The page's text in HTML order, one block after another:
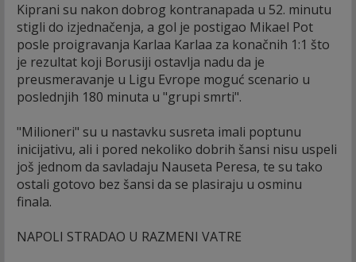
Kiprani su nakon dobrog kontranapada u 52. minutu
stigli do izjednačenja, a gol je postigao Mikael Pot
posle proigravanja Karlaa Karlaa za konačnih 1:1 što
je rezultat koji Borusiji ostavlja nadu da je
preusmeravanje u Ligu Evrope moguć scenario u
poslednjih 180 minuta u "grupi smrti".
"Milioneri" su u nastavku susreta imali poptunu
inicijativu, ali i pored nekoliko dobrih šansi nisu uspeli
još jednom da savladaju Nauseta Peresa, te su tako
ostali gotovo bez šansi da se plasiraju u osminu
finala.
NAPOLI STRADAO U RAZMENI VATRE